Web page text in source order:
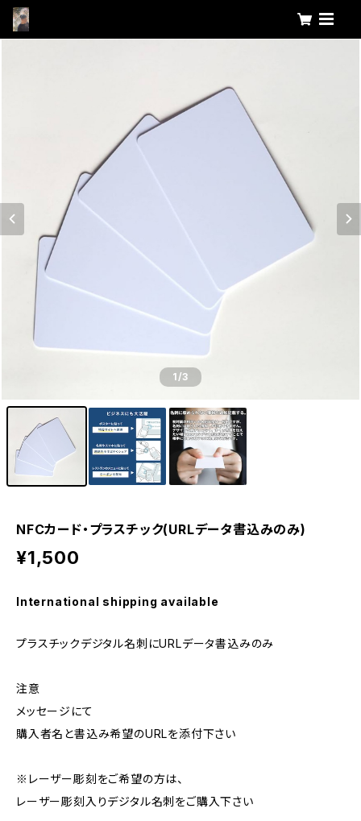
1/3
NFCカード・プラスチック(URLデータ書込みのみ)
¥1,500
International shipping available
プラスチックデジタル名刺にURLデータ書込みのみ
注意
メッセージにて
購入者名と書込み希望のURLを添付下さい
※レーザー彫刻をご希望の方は、
レーザー彫刻入りデジタル名刺をご購入下さい